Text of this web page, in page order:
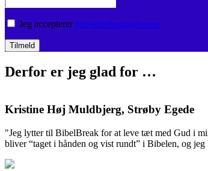
Jeg accepterer privatlivsbetingelserne
Derfor er jeg glad for …
Kristine Høj Muldbjerg, Strøby Egede
"Jeg lytter til BibelBreak for at leve tæt med Gud i
bliver “taget i hånden og vist rundt” i Bibelen, og